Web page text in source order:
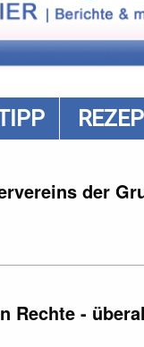
der
Rechte -